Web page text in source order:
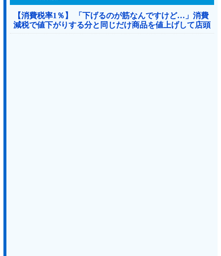
【消費税率1％】 「下げるのが筋なんですけど…」消費
減税で値下がりする分と同じだけ商品を値上げして店頭
価格を変えない店も